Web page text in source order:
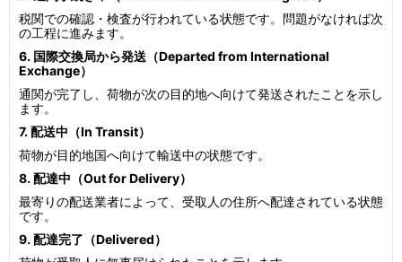
税関での確認・検査が行われている状態です。問題がなければ次
の工程に進みます。
6. 国際交換局から発送（Departed from International
Exchange）
通関が完了し、荷物が次の目的地へ向けて発送されたことを示し
ます。
7. 配送中（In Transit）
荷物が目的地国へ向けて輸送中の状態です。
8. 配達中（Out for Delivery）
最寄りの配送業者によって、受取人の住所へ配達されている状態
です。
9. 配達完了（Delivered）